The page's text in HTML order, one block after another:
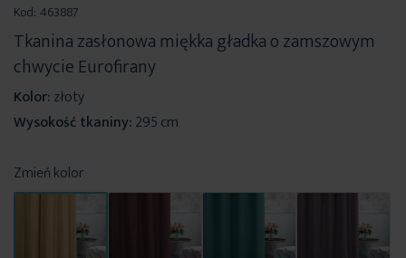
początek
galerii
Kod: 463887
Tkanina zasłonowa miękka gładka o zamszowym
chwycie Eurofirany
Kolor:złoty
Wysokość tkaniny:295 cm
Zmień kolor